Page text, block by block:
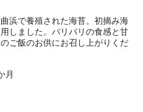
浜で養殖された海苔。初摘み海
しました。パリパリの食感と甘
ご飯のお供にお召し上がりくだ
月